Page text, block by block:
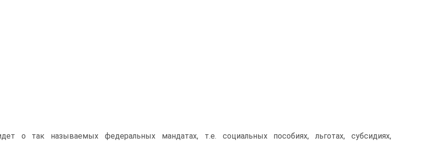
о так называемых федеральных мандатах, т.е. социальных пособиях, льготах, субсиди­ях,